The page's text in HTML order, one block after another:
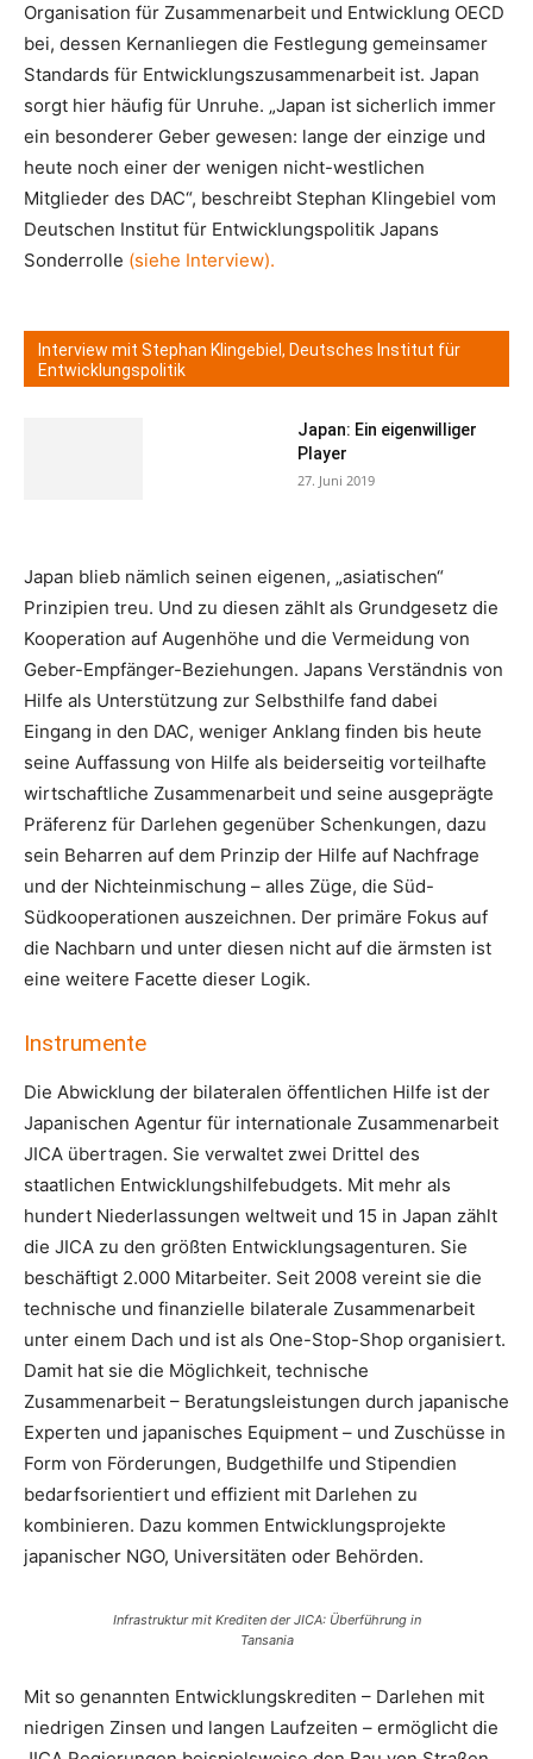
Organisation für Zusammenarbeit und Entwicklung OECD
bei, dessen Kernanliegen die Festlegung gemeinsamer
Standards für Entwicklungszusammenarbeit ist. Japan
sorgt hier häufig für Unruhe. „Japan ist sicherlich immer
ein besonderer Geber gewesen: lange der einzige und
heute noch einer der wenigen nicht-westlichen
Mitglieder des DAC“, beschreibt Stephan Klingebiel vom
Deutschen Institut für Entwicklungspolitik Japans
Sonderrolle (siehe Interview).
Interview mit Stephan Klingebiel, Deutsches Institut für
Entwicklungspolitik
Japan: Ein eigenwilliger
Player
27. Juni 2019
Japan blieb nämlich seinen eigenen, „asiatischen“
Prinzipien treu. Und zu diesen zählt als Grundgesetz die
Kooperation auf Augenhöhe und die Vermeidung von
Geber-Empfänger-Beziehungen. Japans Verständnis von
Hilfe als Unterstützung zur Selbsthilfe fand dabei
Eingang in den DAC, weniger Anklang finden bis heute
seine Auffassung von Hilfe als beiderseitig vorteilhafte
wirtschaftliche Zusammenarbeit und seine ausgeprägte
Präferenz für Darlehen gegenüber Schenkungen, dazu
sein Beharren auf dem Prinzip der Hilfe auf Nachfrage
und der Nichteinmischung – alles Züge, die Süd-
Südkooperationen auszeichnen. Der primäre Fokus auf
die Nachbarn und unter diesen nicht auf die ärmsten ist
eine weitere Facette dieser Logik.
Instrumente
Die Abwicklung der bilateralen öffentlichen Hilfe ist der
Japanischen Agentur für internationale Zusammenarbeit
JICA übertragen. Sie verwaltet zwei Drittel des
staatlichen Entwicklungshilfebudgets. Mit mehr als
hundert Niederlassungen weltweit und 15 in Japan zählt
die JICA zu den größten Entwicklungsagenturen. Sie
beschäftigt 2.000 Mitarbeiter. Seit 2008 vereint sie die
technische und finanzielle bilaterale Zusammenarbeit
unter einem Dach und ist als One-Stop-Shop organisiert.
Damit hat sie die Möglichkeit, technische
Zusammenarbeit – Beratungsleistungen durch japanische
Experten und japanisches Equipment – und Zuschüsse in
Form von Förderungen, Budgethilfe und Stipendien
bedarfsorientiert und effizient mit Darlehen zu
kombinieren. Dazu kommen Entwicklungsprojekte
japanischer NGO, Universitäten oder Behörden.
Infrastruktur mit Krediten der JICA: Überführung in
Tansania
Mit so genannten Entwicklungskrediten – Darlehen mit
niedrigen Zinsen und langen Laufzeiten – ermöglicht die